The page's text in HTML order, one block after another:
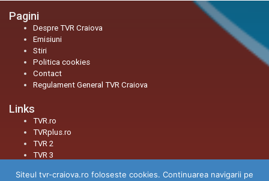
Pagini
Despre TVR Craiova
Emisiuni
Stiri
Politica cookies
Contact
Regulament General TVR Craiova
Links
TVR.ro
TVRplus.ro
TVR 2
TVR 3
Siteul tvr-craiova.ro foloseste cookies. Continuarea navigarii pe